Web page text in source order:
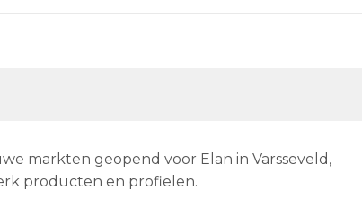
markten geopend voor Elan in Varsseveld,
producten en profielen.